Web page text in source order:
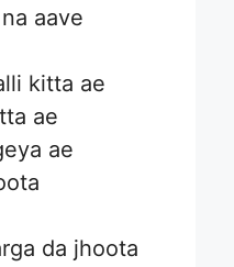
aave
kitta ae
ae
ae
da jhoota